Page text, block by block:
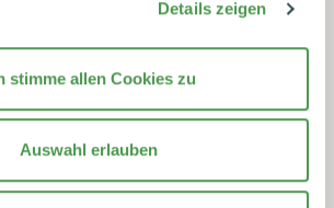
Details zeigen
stimme allen Cookies zu
Auswahl erlauben
essentiell für den Stoffwechsel und
Das Besondere zum Beispiel auch im
ist, dass sie all diese
ganz natürlich und in einer für uns
Makronährstoffe Eiweiße, Fette und